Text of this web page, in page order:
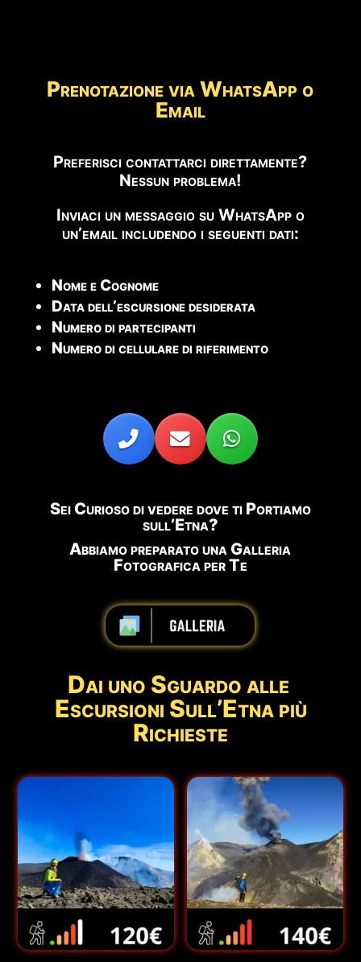
Prenotazione via WhatsApp o
Email
Preferisci contattarci direttamente?
Nessun problema!
Inviaci un messaggio su WhatsApp o
un’email includendo i seguenti dati:
Nome e Cognome
Data dell’escursione desiderata
Numero di partecipanti
Numero di cellulare di riferimento
Sei Curioso di vedere dove ti Portiamo
sull’Etna?
Abbiamo preparato una Galleria
Fotografica per Te
abbbbbbbbbb
Dai uno Sguardo alle
Escursioni Sull’Etna più
Richieste